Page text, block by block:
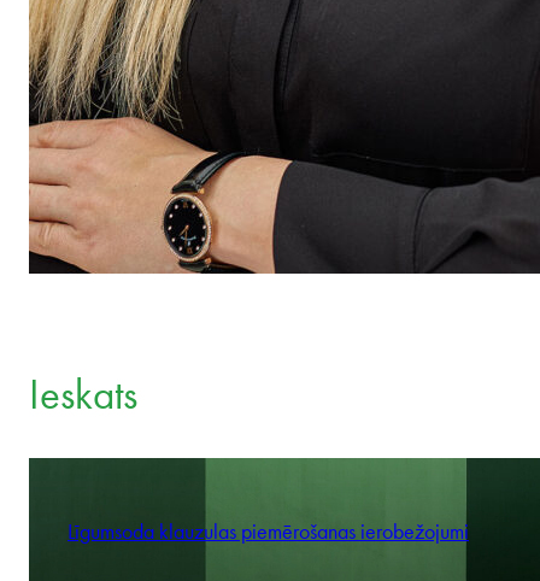
Ieskats
Līgumsoda klauzulas piemērošanas ierobežojumi